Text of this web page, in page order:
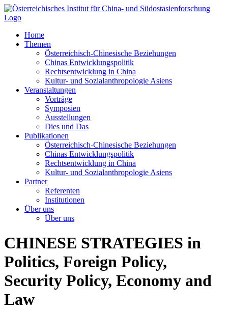
Zum
Inhalt
Home
Themen
Österreichisch-Chinesische Beziehungen
Chinas Entwicklungspolitik
Rechtsentwicklung in China
Kultur- und Sozialanthropologie Asiens
Veranstaltungen
Vorträge
Symposien
Ausstellungen
Dies und Das
Publikationen
Österreichisch-Chinesische Beziehungen
Chinas Entwicklungspolitik
Rechtsentwicklung in China
Kultur- und Sozialanthropologie Asiens
Partner
Referenten
Institutionen
Über uns
Über uns
CHINESE STRATEGIES in
Politics, Foreign Policy,
Security Policy, Economy and
Law